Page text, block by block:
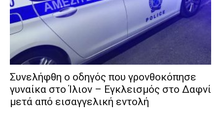
Συνελήφθη ο οδηγός που γρονθοκόπησε
γυναίκα στο Ίλιον – Εγκλεισμός στο Δαφνί
μετά από εισαγγελική εντολή